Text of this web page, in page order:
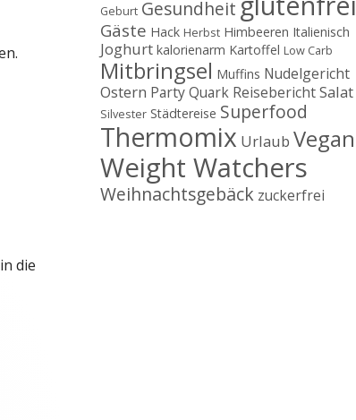
die
Geburt Gesundheit
Gäste Hack Herbst Himbeeren Italienisch
Joghurt kalorienarm Kartoffel Low Carb
Mitbringsel Muffins Nudelgericht
Ostern PartyQuark ReiseberichtSalat
Silvester Städtereise Superfood
Thermomix Urlaub Vegan
Weight Watchers
Weihnachtsgebäck zuckerfrei